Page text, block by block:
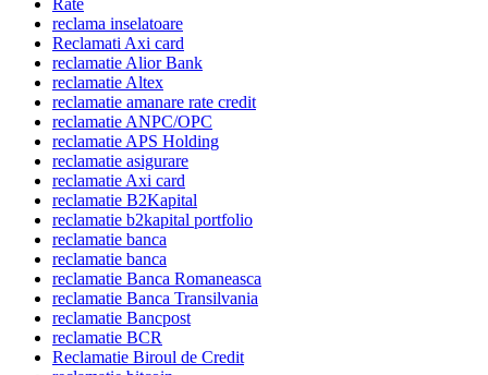
Rate
reclama inselatoare
Reclamati Axi card
reclamatie Alior Bank
reclamatie Altex
reclamatie amanare rate credit
reclamatie ANPC/OPC
reclamatie APS Holding
reclamatie asigurare
reclamatie Axi card
reclamatie B2Kapital
reclamatie b2kapital portfolio
reclamatie banca
reclamatie banca
reclamatie Banca Romaneasca
reclamatie Banca Transilvania
reclamatie Bancpost
reclamatie BCR
Reclamatie Biroul de Credit